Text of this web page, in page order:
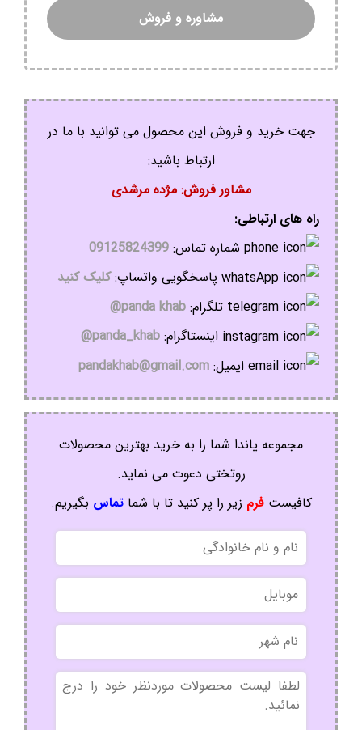
مشاوره و فروش
جهت خرید و فروش این محصول می توانید با ما در
ارتباط باشید:
مشاور فروش: مژده مرشدی
راه های ارتباطی:
شماره تماس: 09125824399
پاسخگویی واتساپ:کلیک کنید
تلگرام: panda khab@
اینستاگرام: panda_khab@
ایمیل: pandakhab@gmail.com
مجموعه پاندا شما را به خرید بهترین محصولات
روتختی دعوت می نماید.
کافیستفرم زیر را پر کنید تا با شماتماس بگیریم.
نام
و
نام
خانوادگی
موبایل
نام
شهر
بدون
عنوان